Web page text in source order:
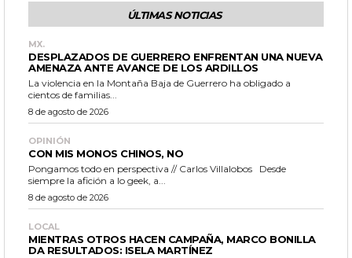
ÚLTIMAS NOTICIAS
MX.
DESPLAZADOS DE GUERRERO ENFRENTAN UNA NUEVA
AMENAZA ANTE AVANCE DE LOS ARDILLOS
La violencia en la Montaña Baja de Guerrero ha obligado a
cientos de familias...
8 de agosto de 2026
OPINIÓN
CON MIS MONOS CHINOS, NO
Pongamos todo en perspectiva // Carlos Villalobos Desde
siempre la afición a lo geek, a...
8 de agosto de 2026
LOCAL
MIENTRAS OTROS HACEN CAMPAÑA, MARCO BONILLA
DA RESULTADOS: ISELA MARTÍNEZ